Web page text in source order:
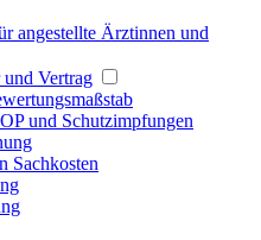
angestellte Ärztinnen und
Vertrag
und Schutzimpfungen
Sachkosten